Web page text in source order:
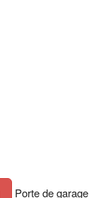
Porte de garage